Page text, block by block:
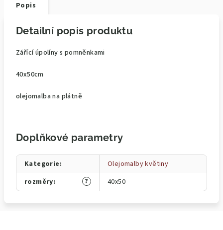
Popis
Detailní popis produktu
Zářící úpolíny s pomněnkami
40x50cm
olejomalba na plátně
Doplňkové parametry
Kategorie:
Olejomalby květiny
?
rozměry: 40x50